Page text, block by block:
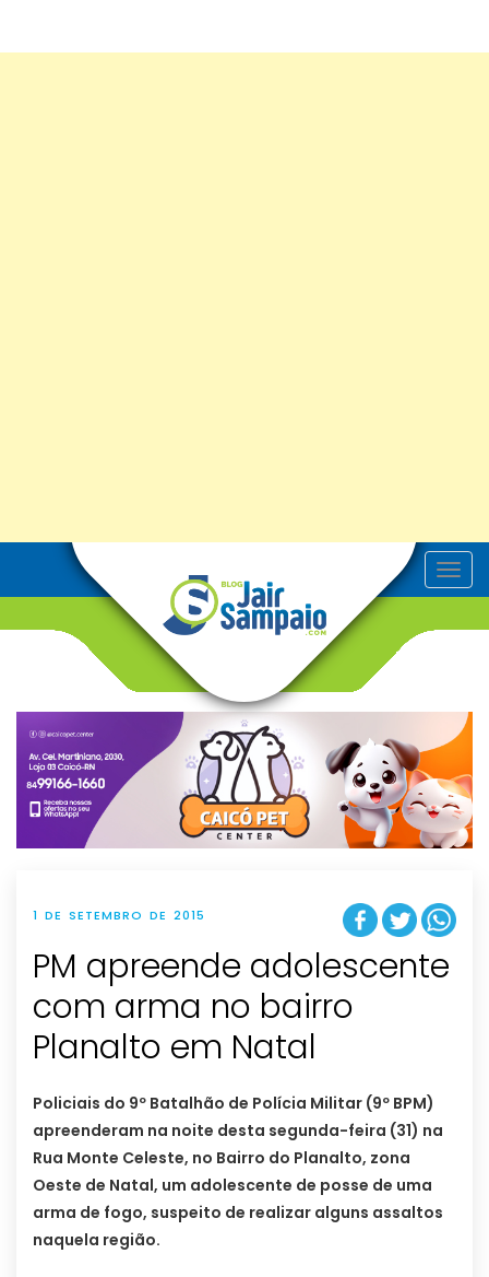
T
o
v
g
t
i
o
n
1 DE SETEMBRO DE 2015
PM apreende adolescente
com arma no bairro
Planalto em Natal
Policiais do 9º Batalhão de Polícia Militar (9º BPM)
apreenderam na noite desta segunda-feira (31) na
Rua Monte Celeste, no Bairro do Planalto, zona
Oeste de Natal, um adolescente de posse de uma
arma de fogo, suspeito de realizar alguns assaltos
naquela região.